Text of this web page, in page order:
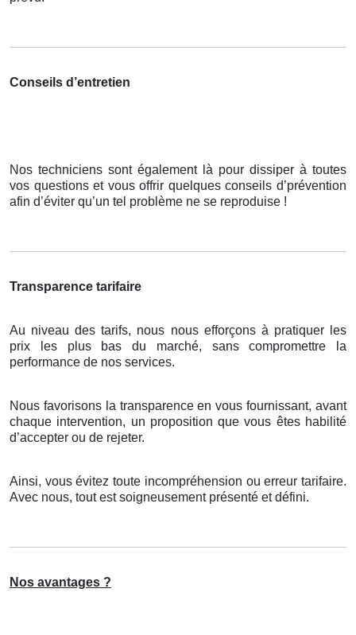
Conseils d’entretien
Nos techniciens sont également là pour dissiper à toutes
vos questions et vous offrir quelques conseils d’prévention
afin d’éviter qu’un tel problème ne se reproduise !
Transparence tarifaire
Au niveau des tarifs, nous nous efforçons à pratiquer les
prix les plus bas du marché, sans compromettre la
performance de nos services.
Nous favorisons la transparence en vous fournissant, avant
chaque intervention, un proposition que vous êtes habilité
d’accepter ou de rejeter.
Ainsi, vous évitez toute incompréhension ou erreur tarifaire.
Avec nous, tout est soigneusement présenté et défini.
Nos avantages ?